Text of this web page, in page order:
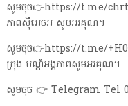
សូមចុច👉https://t.me/
ភាពស៊ីអេចអ សូមអរគុណ។
សូមចុច👉https://t.me/
ក្រុង បណ្តំអង្គភាពសូមអរគុណ។
សូមចុច 👉 Telegram Tel